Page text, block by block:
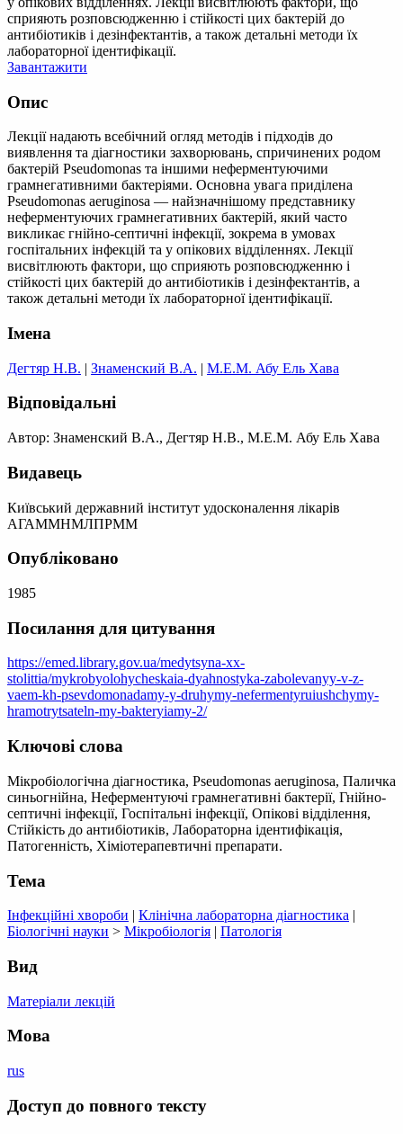
сприяють розповсюдженню і стійкості цих бактерій до
антибіотиків і дезінфектантів, а також детальні методи їх
лабораторної ідентифікації.
Завантажити
Опис
Лекції надають всебічний огляд методів і підходів до
виявлення та діагностики захворювань, спричинених родом
бактерій Pseudomonas та іншими неферментуючими
грамнегативними бактеріями. Основна увага приділена
Pseudomonas aeruginosa — найзначнішому представнику
неферментуючих грамнегативних бактерій, який часто
викликає гнійно-септичні інфекції, зокрема в умовах
госпітальних інфекцій та у опікових відділеннях. Лекції
висвітлюють фактори, що сприяють розповсюдженню і
стійкості цих бактерій до антибіотиків і дезінфектантів, а
також детальні методи їх лабораторної ідентифікації.
Імена
Дегтяр Н.В. | Знаменский В.А. | М.Е.М. Абу Ель Хава
Відповідальні
Автор: Знаменский В.А., Дегтяр Н.В., М.Е.М. Абу Ель Хава
Видавець
Київський державний інститут удосконалення лікарів
АГАММНМЛПРММ
Опубліковано
1985
Посилання для цитування
https://emed.library.gov.ua/medytsyna-xx-
stolittia/mykrobyolohycheskaia-dyahnostyka-zabolevanyy-v-z-
vaem-kh-psevdomonadamy-y-druhymy-nefermentyruiushchymy-
hramotrytsateln-my-bakteryiamy-2/
Ключові слова
Мікробіологічна діагностика, Pseudomonas aeruginosa, Паличка
синьогнійна, Неферментуючі грамнегативні бактерії, Гнійно-
септичні інфекції, Госпітальні інфекції, Опікові відділення,
Стійкість до антибіотиків, Лабораторна ідентифікація,
Патогенність, Хіміотерапевтичні препарати.
Тема
Інфекційні хвороби | Клінічна лабораторна діагностика |
Біологічні науки > Мікробіологія | Патологія
Вид
Матеріали лекцій
Мова
rus
Доступ до повного тексту